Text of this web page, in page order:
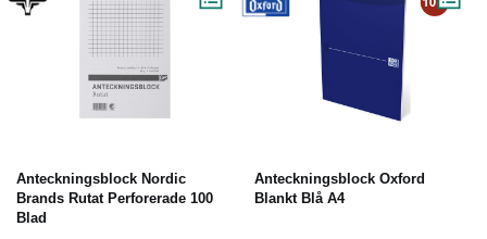
Anteckningsblock Nordic
Brands Rutat Perforerade 100
Blad
Anteckningsblock Oxford
Blankt Blå A4